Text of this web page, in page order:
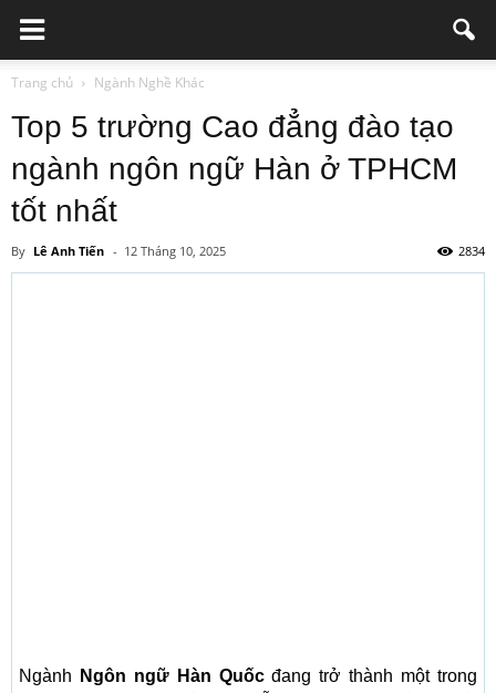
Trang chủ Ngành Nghề Khác
Top 5 trường Cao đẳng đào tạo
ngành ngôn ngữ Hàn ở TPHCM
tốt nhất
By Lê Anh Tiến - 12 Tháng 10, 2025 2834
Ngành Ngôn ngữ Hàn Quốcđang trở thành một trong